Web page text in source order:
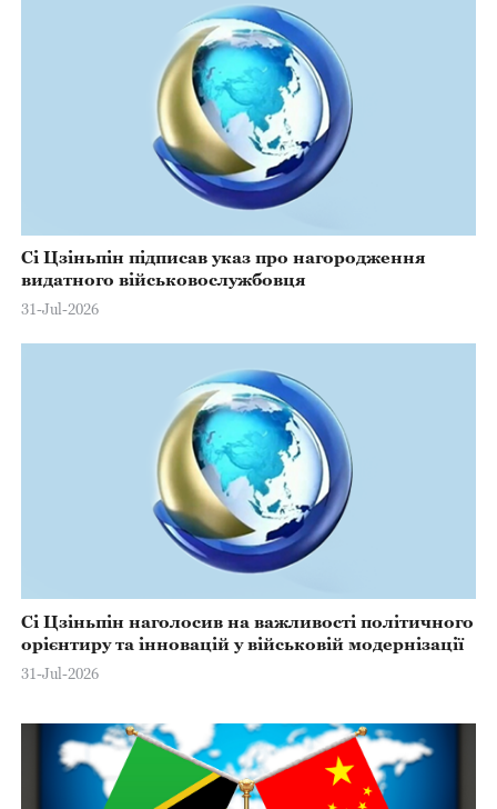
Сі Цзіньпін підписав указ про нагородження
видатного військовослужбовця
31-Jul-2026
Сі Цзіньпін наголосив на важливості політичного
орієнтиру та інновацій у військовій модернізації
31-Jul-2026